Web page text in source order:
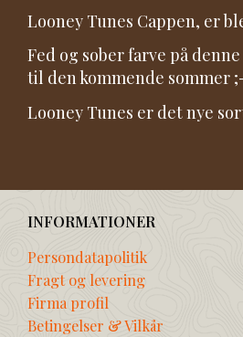
Looney Tunes Cappen, er
Fed og sober farve på
til den kommende sommer
Looney Tunes er det nye
INFORMATIONER
Persondatapolitik
Fragt og levering
Firma profil
Betingelser & Vilkår